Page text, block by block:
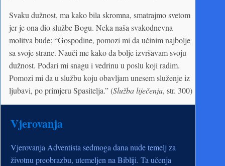
Svaku dužnost, ma kako bila skromna, smatrajmo svetom
jer je ona dio službe Bogu. Neka naša svakodnevna
molitva bude: “Gospodine, pomozi mi da učinim najbolje
sa svoje strane. Nauči me kako da bolje izvršavam svoju
dužnost. Podari mi snagu i vedrinu u poslu koji radim.
Pomozi mi da u službu koju obavljam unesem služenje iz
ljubavi, po primjeru Spasitelja.” (Služba liječenja, str. 300)
Vjerovanja
Vjerovanja Adventista sedmoga dana nude temelj za
životnu preobrazbu, utemeljen na Bibliji. Ta učenja